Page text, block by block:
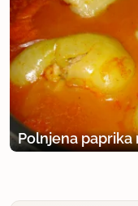
član od 2006
30.8.2013 ob 16:15
niso še
se topla doda
uporabno
član od 2006 115
Polnjena paprika